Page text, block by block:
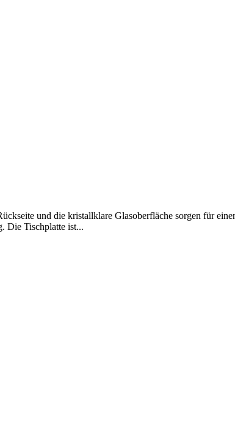
und die kristallklare Glasoberfläche sorgen für
Die Tischplatte ist...